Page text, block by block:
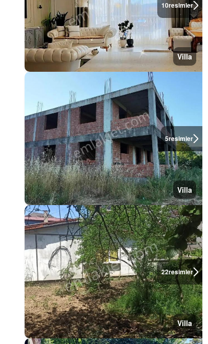
10resimler
Villa
5resimler
Villa
22resimler
Villa